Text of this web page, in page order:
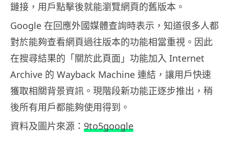
鏈接，用戶點擊後就能瀏覽網頁的舊版本。
Google 在回應外國媒體查詢時表示，知道很多人都
對於能夠查看網頁過往版本的功能相當重視。因此
在搜尋結果的「關於此頁面」功能加入 Internet
Archive 的 Wayback Machine 連結，讓用戶快速
獲取相關背景資訊。現階段新功能正逐步推出，稍
後所有用戶都能夠使用得到。
資料及圖片來源： 9to5google